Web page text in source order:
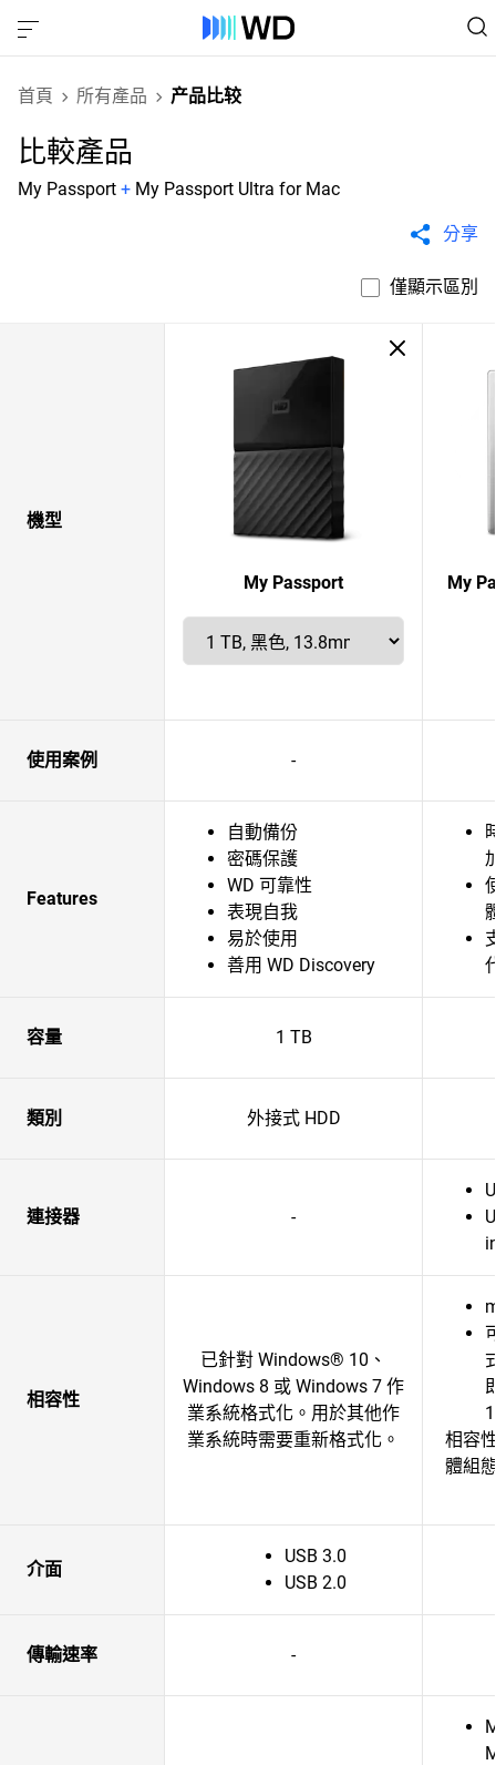
首頁 所有產品 产品比较
比較產品
My Passport + My Passport Ultra for Mac
分享
僅顯示區別
機型
My Passport My
使用案例 -
Features
自動備份
密碼保護
WD 可靠性
表現自我
易於使用
善用 WD Discovery
容量 1 TB
類別 外接式 HDD
連接器 -
相容性
已針對 Windows® 10、
Windows 8 或 Windows 7 作
業系統格式化。用於其他作
業系統時需要重新格式化。
相容
體組
介面
USB 3.0
USB 2.0
傳輸速率 -